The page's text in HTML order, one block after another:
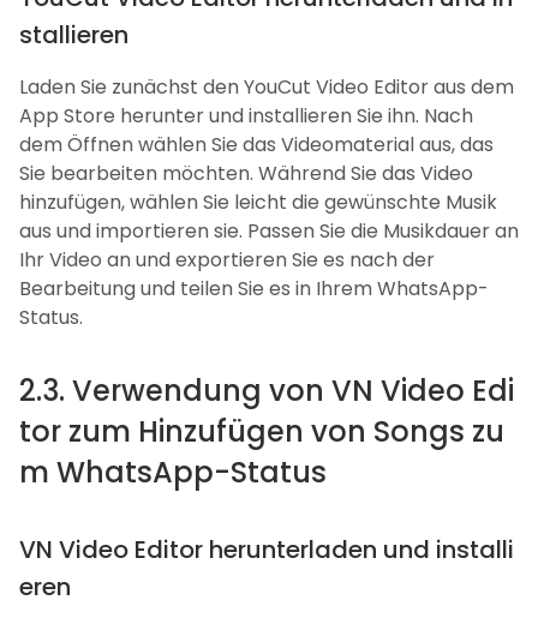
stallieren
Laden Sie zunächst den YouCut Video Editor aus dem
App Store herunter und installieren Sie ihn. Nach
dem Öffnen wählen Sie das Videomaterial aus, das
Sie bearbeiten möchten. Während Sie das Video
hinzufügen, wählen Sie leicht die gewünschte Musik
aus und importieren sie. Passen Sie die Musikdauer an
Ihr Video an und exportieren Sie es nach der
Bearbeitung und teilen Sie es in Ihrem WhatsApp-
Status.
2.3. Verwendung von VN Video Edi
tor zum Hinzufügen von Songs zu
m WhatsApp-Status
VN Video Editor herunterladen und installi
eren